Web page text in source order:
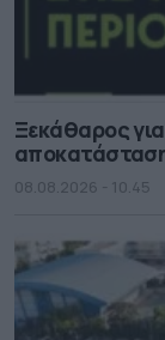
Ξεκάθαρος
08.08.2026 - 10.45